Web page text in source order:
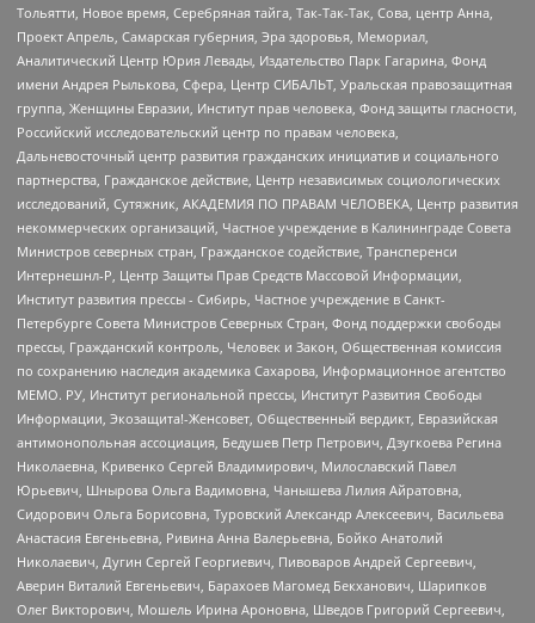
Тольятти, Новое время, Серебряная тайга, Так-Так-Так, Сова, центр Анна,
Проект Апрель, Самарская губерния, Эра здоровья, Мемориал,
Аналитический Центр Юрия Левады, Издательство Парк Гагарина, Фонд
имени Андрея Рылькова, Сфера, Центр СИБАЛЬТ, Уральская правозащитная
группа, Женщины Евразии, Институт прав человека, Фонд защиты гласности,
Российский исследовательский центр по правам человека,
Дальневосточный центр развития гражданских инициатив и социального
партнерства, Гражданское действие, Центр независимых социологических
исследований, Сутяжник, АКАДЕМИЯ ПО ПРАВАМ ЧЕЛОВЕКА, Центр развития
некоммерческих организаций, Частное учреждение в Калининграде Совета
Министров северных стран, Гражданское содействие, Трансперенси
Интернешнл-Р, Центр Защиты Прав Средств Массовой Информации,
Институт развития прессы - Сибирь, Частное учреждение в Санкт-
Петербурге Совета Министров Северных Стран, Фонд поддержки свободы
прессы, Гражданский контроль, Человек и Закон, Общественная комиссия
по сохранению наследия академика Сахарова, Информационное агентство
МЕМО. РУ, Институт региональной прессы, Институт Развития Свободы
Информации, Экозащита!-Женсовет, Общественный вердикт, Евразийская
антимонопольная ассоциация, Бедушев Петр Петрович, Дзугкоева Регина
Николаевна, Кривенко Сергей Владимирович, Милославский Павел
Юрьевич, Шнырова Ольга Вадимовна, Чанышева Лилия Айратовна,
Сидорович Ольга Борисовна, Туровский Александр Алексеевич, Васильева
Анастасия Евгеньевна, Ривина Анна Валерьевна, Бойко Анатолий
Николаевич, Дугин Сергей Георгиевич, Пивоваров Андрей Сергеевич,
Аверин Виталий Евгеньевич, Барахоев Магомед Бекханович, Шарипков
Олег Викторович, Мошель Ирина Ароновна, Шведов Григорий Сергеевич,